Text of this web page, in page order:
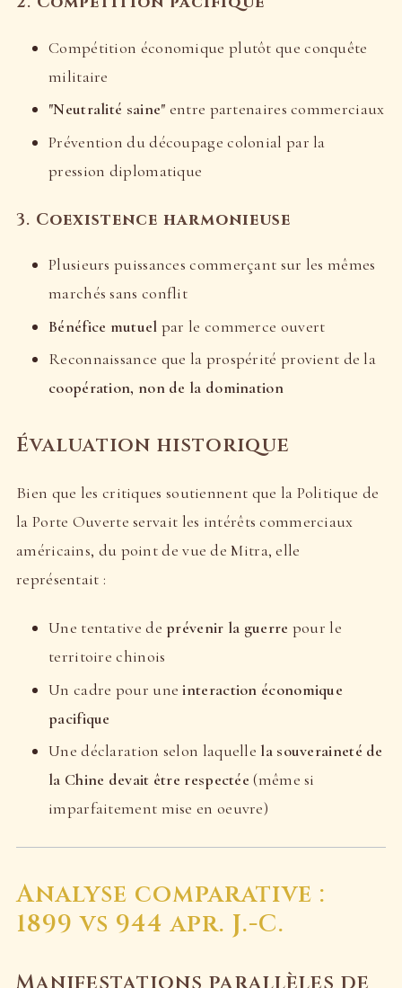
Compétition économique plutôt que conquête
militaire
"Neutralité saine" entre partenaires commerciaux
Prévention du découpage colonial par la
pression diplomatique
3. Coexistence harmonieuse
Plusieurs puissances commerçant sur les mêmes
marchés sans conflit
Bénéfice mutuel par le commerce ouvert
Reconnaissance que la prospérité provient de la
coopération, non de la domination
Évaluation historique
Bien que les critiques soutiennent que la Politique de
la Porte Ouverte servait les intérêts commerciaux
américains, du point de vue de Mitra, elle
représentait :
Une tentative deprévenir la guerre pour le
territoire chinois
Un cadre pour uneinteraction économique
pacifique
Une déclaration selon laquelle la souveraineté de
la Chine devait être respectée (même si
imparfaitement mise en oeuvre)
Analyse comparative :
1899 vs 944 apr. J.-C.
Manifestations parallèles de